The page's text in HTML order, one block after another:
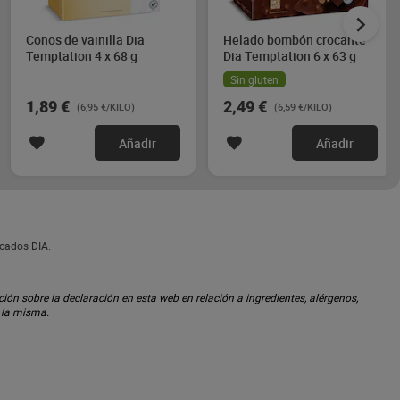
Conos de vainilla Dia
Temptation 4 x 68 g
1,89 € (6,95 €/KILO)
Añadir
Helado bombón crocante
Dia Temptation 6 x 63 g
Sin gluten
2,49 € (6,59 €/KILO)
Añadir
DIA.
sobre la declaración en esta web en relación a ingredientes, alérgenos,
misma.